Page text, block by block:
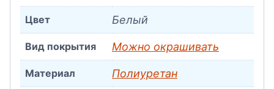
Цвет Белый
Вид покрытия Можно окрашивать
Материал Полиуретан